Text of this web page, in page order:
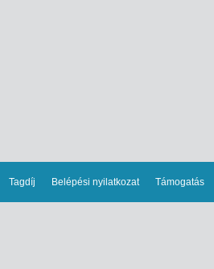
Tagdíj Belépési nyilatkozat Támogatás